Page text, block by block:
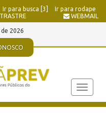
Ir para busca [3]
Ir para rodape
WEBMAIL
2026
Toggle